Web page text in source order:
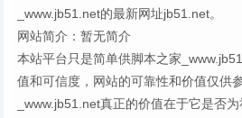
_www.jb51.net的最新网址jb51.net。
网站简介：暂无简介
本站平台只是简单供脚本之家
值和可信度，网站的可靠性和价值仅供
_www.jb51.net真正的价值在于它是否